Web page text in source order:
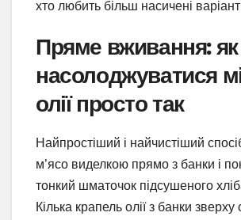
хто любить більш насичені
Пряме вживання: як
насолоджуватися
олії просто так
Найпростіший і найчистіший
м’ясо виделкою прямо з банки і
тонкий шматочок підсушеного
Кілька крапель олії з банки